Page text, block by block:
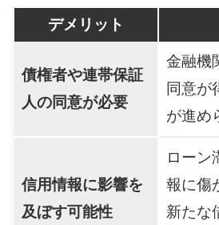
デメリット
債権者や連帯保証
人の同意が必要
金融機
同意が
が進め
信用情報に影響を
及ぼす可能性
ローン
報に傷
新たな